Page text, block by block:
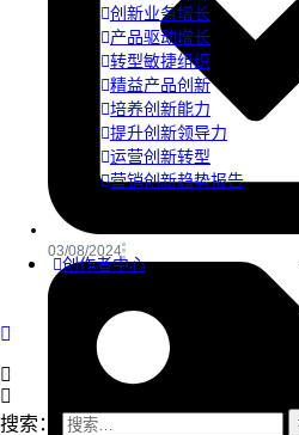
创新业务增长
产品驱动增长
转型敏捷组织
精益产品创新
培养创新能力
提升创新领导力
运营创新转型
营销创新趋势报告
创作者中心
搜索：
03/08/2024